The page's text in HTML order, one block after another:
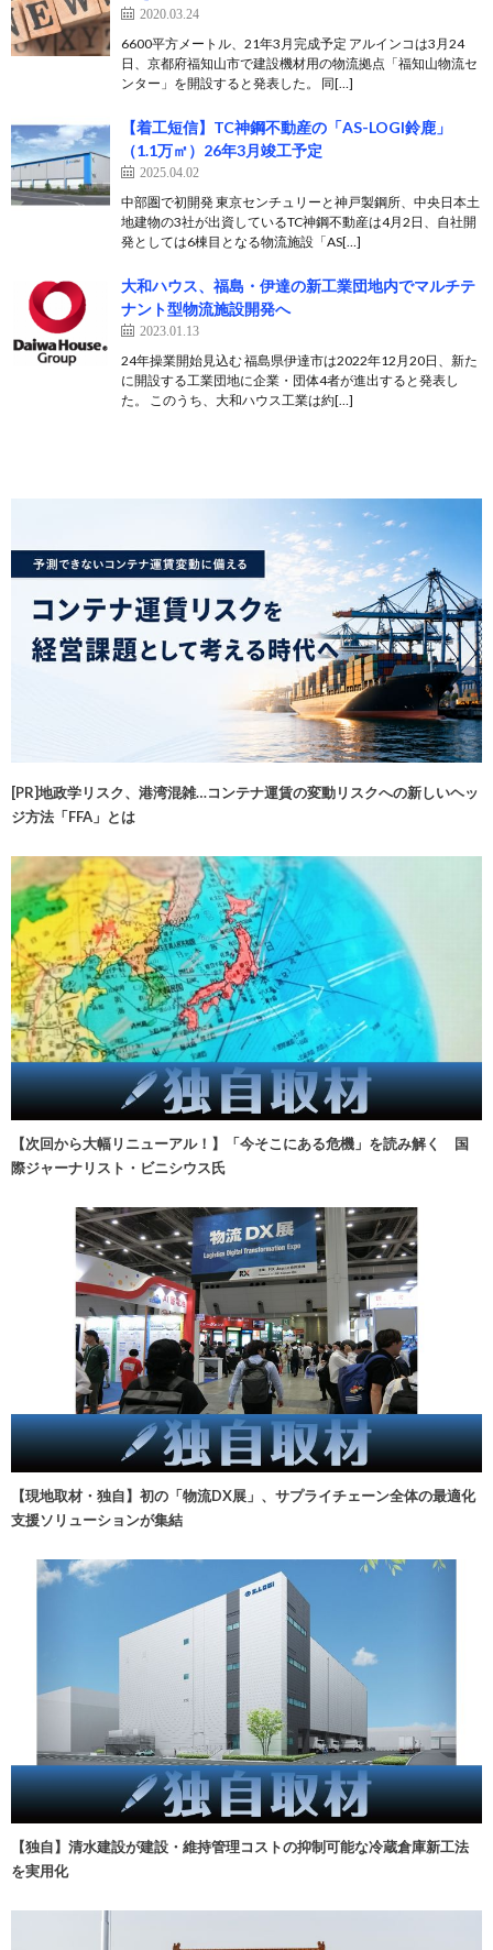
2020.03.24
6600平方メートル、21年3月完成予定 アルインコは3月24
日、京都府福知山市で建設機材用の物流拠点「福知山物流セ
ンター」を開設すると発表した。 同[…]
【着工短信】TC神鋼不動産の「AS-LOGI鈴鹿」
（1.1万㎡）26年3月竣工予定
2025.04.02
中部圏で初開発 東京センチュリーと神戸製鋼所、中央日本土
地建物の3社が出資しているTC神鋼不動産は4月2日、自社開
発としては6棟目となる物流施設「AS[…]
大和ハウス、福島・伊達の新工業団地内でマルチテ
ナント型物流施設開発へ
2023.01.13
24年操業開始見込む 福島県伊達市は2022年12月20日、新た
に開設する工業団地に企業・団体4者が進出すると発表し
た。 このうち、大和ハウス工業は約[…]
[PR]地政学リスク、港湾混雑…コンテナ運賃の変動リスクへの新しいヘッ
ジ方法「FFA」とは
【次回から大幅リニューアル！】「今そこにある危機」を読み解く 国
際ジャーナリスト・ビニシウス氏
【現地取材・独自】初の「物流DX展」、サプライチェーン全体の最適化
支援ソリューションが集結
【独自】清水建設が建設・維持管理コストの抑制可能な冷蔵倉庫新工法
を実用化